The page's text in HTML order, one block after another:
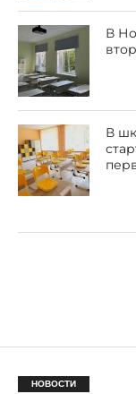
В
В
НОВОСТИ